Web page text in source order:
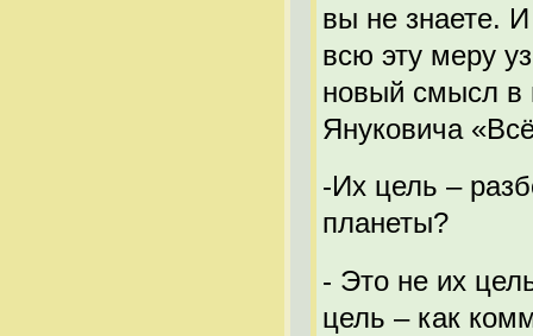
вы не знаете.
всю эту меру
новый смысл в
Януковича
-Их цель –
планеты?
- Это не их
цель – как